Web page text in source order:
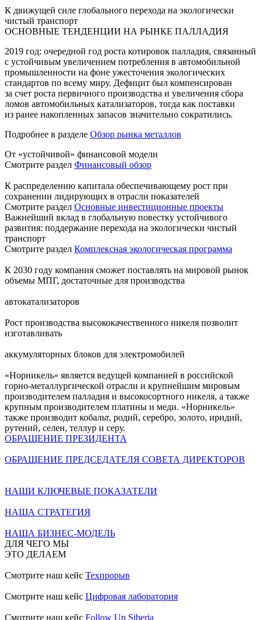
К движущей силе глобального перехода на экологически
чистый транспорт
ОСНОВНЫЕ ТЕНДЕНЦИИ НА РЫНКЕ ПАЛЛАДИЯ
2019 год: очередной год роста котировок палладия, связанный
с устойчивым увеличением потребления в автомобильной
промышленности на фоне ужесточения экологических
стандартов по всему миру. Дефицит был компенсирован
за счет роста первичного производства и увеличения сбора
ломов автомобильных катализаторов, тогда как поставки
из ранее накопленных запасов значительно сократились.
Подробнее в разделе Обзор рынка металлов
От «устойчивой» финансовой модели
Смотрите раздел Финансовый обзор
К распределению капитала обеспечивающему рост при
сохранении лидирующих в отрасли показателей
Смотрите раздел Основные инвестиционные проекты
Важнейший вклад в глобальную повестку устойчивого
развития: поддержание перехода на экологически чистый
транспорт
Смотрите раздел Комплексная экологическая программа
К 2030 году компания сможет поставлять на мировой рынок
объемы МПГ, достаточные для производства
автокатализаторов
Рост производства высококачественного никеля позволит
изготавливать
аккумуляторных блоков для электромобилей
«Норникель» является ведущей компанией в российской
горно-металлургической отрасли и крупнейшим мировым
производителем палладия и высокосортного никеля, а также
крупным производителем платины и меди. «Норникель»
также производит кобальт, родий, серебро, золото, иридий,
рутений, селен, теллур и серу.
ОБРАЩЕНИЕ ПРЕЗИДЕНТА
ОБРАЩЕНИЕ ПРЕДСЕДАТЕЛЯ СОВЕТА ДИРЕКТОРОВ
НАШИ КЛЮЧЕВЫЕ ПОКАЗАТЕЛИ
НАША СТРАТЕГИЯ
НАША БИЗНЕС-МОДЕЛЬ
ДЛЯ ЧЕГО МЫ
ЭТО ДЕЛАЕМ
Смотрите наш кейс Техпрорыв
Смотрите наш кейс Цифровая лаборатория
Смотрите наш кейс Follow Up Siberia